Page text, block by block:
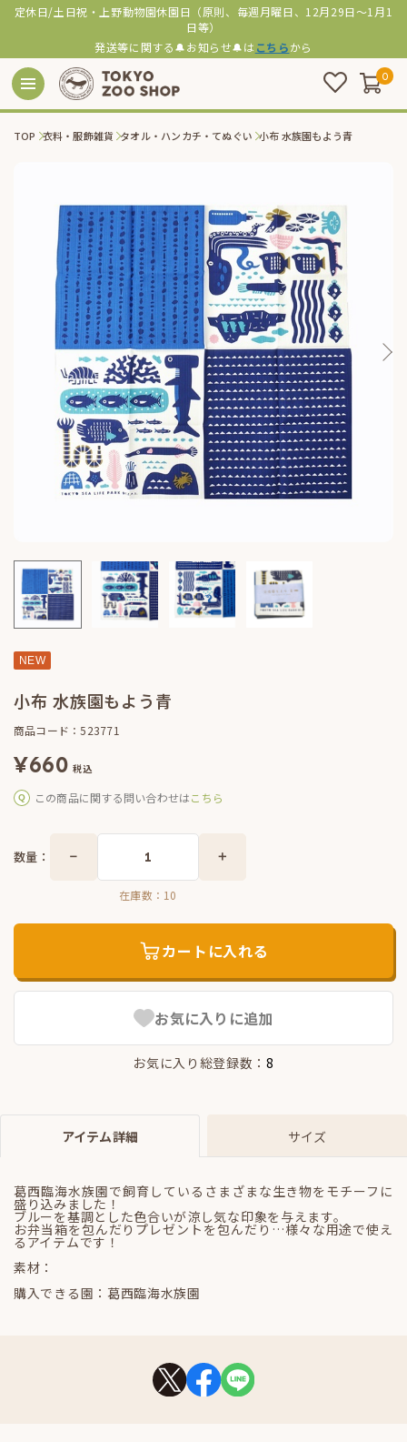
定休日/土日祝・上野動物園休園日（原則、毎週月曜日、12月29日～1月1
日等）
発送等に関する🔔お知らせ🔔は こちらから
0
TOP 衣料・服飾雑貨 タオル・ハンカチ・てぬぐい 小布 水族園もよう青
NEW
小布 水族園もよう青
商品コード：523771
¥660 税込
この商品に関する問い合わせはこちら
お気に入りに追加
お気に入り総登録数：8
数量：
在庫数： 10
カートに入れる
アイテム詳細 サイズ
葛西臨海水族園で飼育しているさまざまな生き物をモチーフに
盛り込みました！
ブルーを基調とした色合いが涼し気な印象を与えます。
お弁当箱を包んだりプレゼントを包んだり…様々な用途で使え
るアイテムです！
素材：
購入できる園：葛西臨海水族園